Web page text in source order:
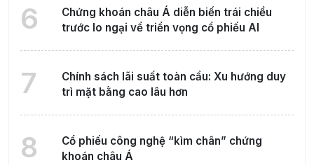
6
Chứng khoán châu Á diễn biến trái chiều
trước lo ngại về triển vọng cổ phiếu AI
7
Chính sách lãi suất toàn cầu: Xu hướng duy
trì mặt bằng cao lâu hơn
8
Cổ phiếu công nghệ “kìm chân” chứng
khoán châu Á